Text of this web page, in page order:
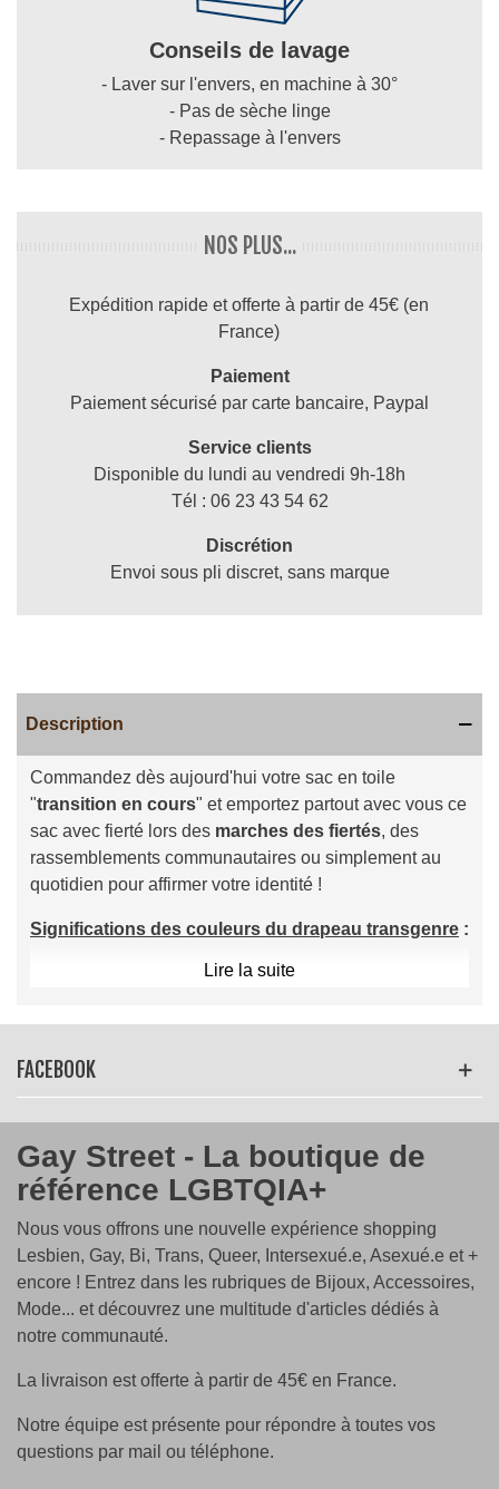
Conseils de lavage
- Laver sur l'envers, en machine à 30°
- Pas de sèche linge
- Repassage à l'envers
NOS PLUS...
Expédition rapide et offerte à partir de 45€ (en
France)
Paiement
Paiement sécurisé par carte bancaire, Paypal
Service clients
Disponible du lundi au vendredi 9h-18h
Tél : 06 23 43 54 62
Discrétion
Envoi sous pli discret, sans marque
Description
Commandez dès aujourd'hui votre sac en toile
"transition en cours" et emportez partout avec vous ce
sac avec fierté lors des marches des fiertés, des
rassemblements communautaires ou simplement au
quotidien pour affirmer votre identité !
Significations des couleurs du drapeau transgenre :
♦ Le bleu clair représente traditionnellement le genre
l'identité de genre ne correspond pas strictement aux
catégories traditionnelles de masculin ou féminin. Elle
représente également l'intersexuation, qui est une
condition où une personne naît avec des
caractéristiques biologiques qui ne correspondent pas
aux normes strictes de sexe masculin ou féminin.
Lire la suite
FACEBOOK
Gay Street - La boutique de
référence LGBTQIA+
Nous vous offrons une nouvelle expérience shopping
Lesbien, Gay, Bi, Trans, Queer, Intersexué.e, Asexué.e et +
encore ! Entrez dans les rubriques de Bijoux, Accessoires,
Mode... et découvrez une multitude d'articles dédiés à
notre communauté.
La livraison est offerte à partir de 45€ en France.
Notre équipe est présente pour répondre à toutes vos
questions par mail ou téléphone.